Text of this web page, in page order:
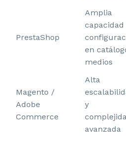
PrestaShop
Amplia
capacidad
en
medios
Magento /
Adobe
Commerce
Alta
y
avanzada